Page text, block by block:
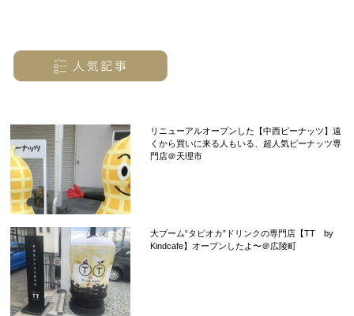
リニューアルオープンした【中西ピーナッツ】遠
くから買いに来る人もいる、超人気ピーナッツ専
門店＠天理市
大ブーム“タピオカ”ドリンクの専門店【TT by
Kindcafe】オープンしたよ〜＠広陵町